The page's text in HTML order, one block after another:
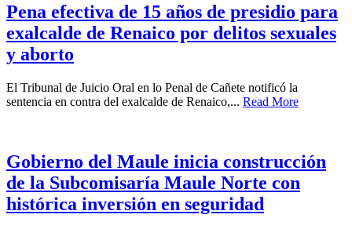
Pena efectiva de 15 años de presidio para
exalcalde de Renaico por delitos sexuales
y aborto
El Tribunal de Juicio Oral en lo Penal de Cañete notificó la
sentencia en contra del exalcalde de Renaico,... Read More
Gobierno del Maule inicia construcción
de la Subcomisaría Maule Norte con
histórica inversión en seguridad